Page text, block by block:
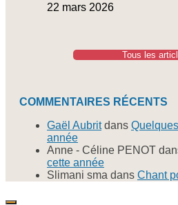
22 mars 2026
Tous les
COMMENTAIRES RÉCENTS
Gaël Aubritdans
année
Anne - Céline PENOT
cette année
Slimani sma dans Chant